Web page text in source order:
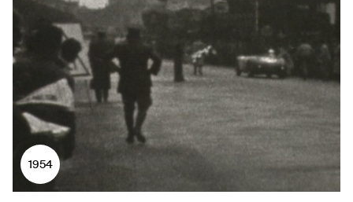
1954